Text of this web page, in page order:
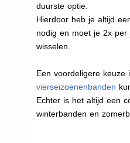
duurste optie.
Hierdoor heb je altijd
nodig en moet je 2x
wisselen.
Een voordeligere keuze
vierseizoenenbanden
Echter is het altijd een
winterbanden en